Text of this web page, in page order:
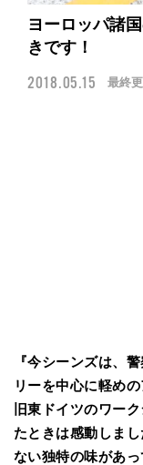
ヨーロッパ諸
きです！
2018.05.15
最終
『今シーンズは、
リーを中心に軽め
旧東ドイツのワー
たときは感動しま
ない独特の味があっ